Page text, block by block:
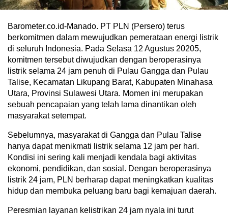
Barometer.co.id-Manado. PT PLN (Persero) terus
berkomitmen dalam mewujudkan pemerataan energi listrik
di seluruh Indonesia. Pada Selasa 12 Agustus 20205,
komitmen tersebut diwujudkan dengan beroperasinya
listrik selama 24 jam penuh di Pulau Gangga dan Pulau
Talise, Kecamatan Likupang Barat, Kabupaten Minahasa
Utara, Provinsi Sulawesi Utara. Momen ini merupakan
sebuah pencapaian yang telah lama dinantikan oleh
masyarakat setempat.
Sebelumnya, masyarakat di Gangga dan Pulau Talise
hanya dapat menikmati listrik selama 12 jam per hari.
Kondisi ini sering kali menjadi kendala bagi aktivitas
ekonomi, pendidikan, dan sosial. Dengan beroperasinya
listrik 24 jam, PLN berharap dapat meningkatkan kualitas
hidup dan membuka peluang baru bagi kemajuan daerah.
Peresmian layanan kelistrikan 24 jam nyala ini turut